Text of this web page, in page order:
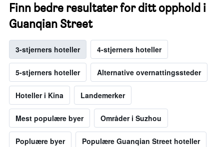
Finn bedre resultater for ditt opphold i
Guanqian Street
3-stjerners hoteller 4-stjerners hoteller
5-stjerners hoteller Alternative overnattingssteder
Hoteller i Kina Landemerker
Mest populære byer Områder i Suzhou
Popluære byer Populære Guanqian Street hoteller